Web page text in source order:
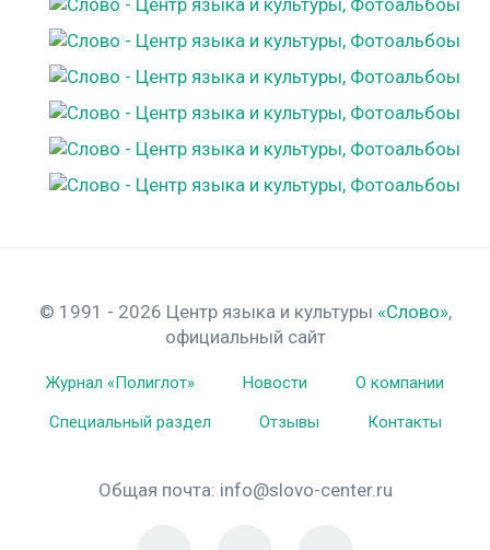
© 1991 - 2026 Центр языка и культуры «Слово»,
официальный сайт
Журнал «Полиглот» Новости
О компании
Специальный раздел
Отзывы Контакты
Общая почта: info@slovo-center.ru